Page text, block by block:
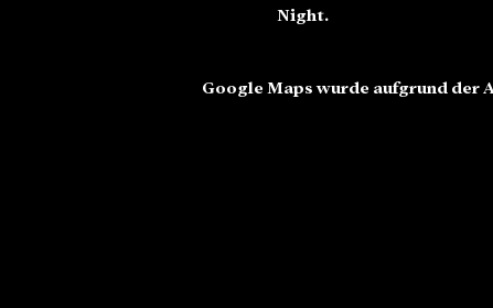
Night.
Google Maps wurde aufgrund